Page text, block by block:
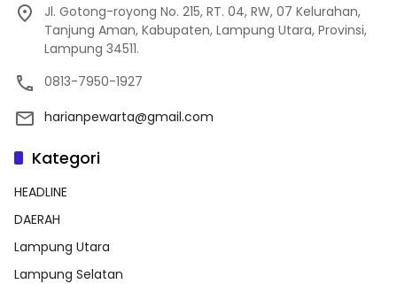
Jl. Gotong-royong No. 215, RT. 04, RW, 07 Kelurahan,
Tanjung Aman, Kabupaten, Lampung Utara, Provinsi,
Lampung 34511.
0813-7950-1927
harianpewarta@gmail.com
Kategori
HEADLINE
DAERAH
Lampung Utara
Lampung Selatan